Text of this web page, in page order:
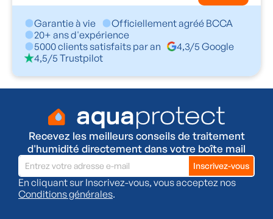
Garantie à vie
Officiellement agréé BCCA
20+ ans d'expérience
5000 clients satisfaits par an
4,3/5 Google
4,5/5 Trustpilot
Recevez les meilleurs conseils de traitement
d'humidité directement dans votre boîte mail
En cliquant sur Inscrivez-vous, vous acceptez nos
Conditions générales.